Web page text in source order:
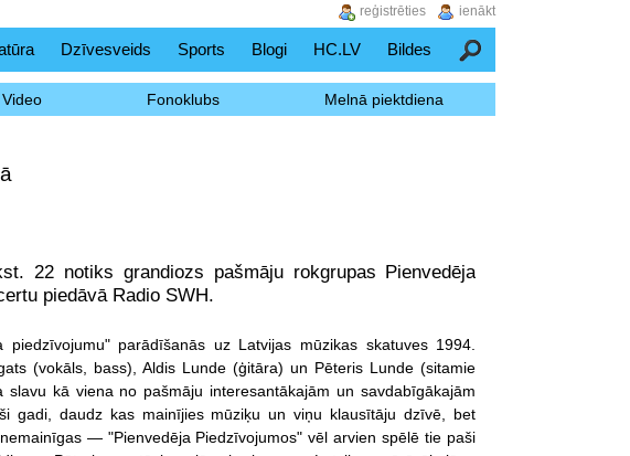
Dzīvesveids Sports Blogi HC.LV Bildes Meklēšana
Video Fonoklubs Melnā piektdiena
22 notiks grandiozs pašmāju rokgrupas Pienvedēja
piedāvā Radio SWH.
piedzīvojumu" parādīšanās uz Latvijas mūzikas skatuves 1994.
(vokāls, bass), Aldis Lunde (ģitāra) un Pēteris Lunde (sitamie
slavu kā viena no pašmāju interesantākajām un savdabīgākajām
gadi, daudz kas mainījies mūziķu un viņu klausītāju dzīvē, bet
— "Pienvedēja Piedzīvojumos" vēl arvien spēlē tie paši
ienākt
reģistrēties